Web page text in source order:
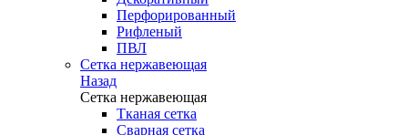
Перфорированный
Рифленый
ПВЛ
Сетка нержавеющая
Назад
Сетка нержавеющая
Тканая сетка
Сварная сетка